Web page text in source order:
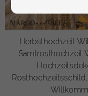
Herbsthochzeit
Samtrosthochzeit